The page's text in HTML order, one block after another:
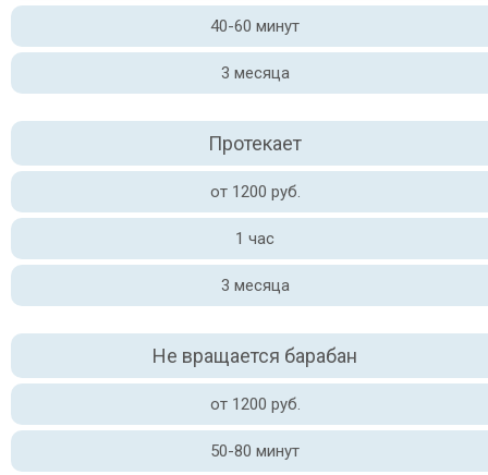
40-60 минут
3 месяца
Протекает
от 1200 руб.
1 час
3 месяца
Не вращается барабан
от 1200 руб.
50-80 минут